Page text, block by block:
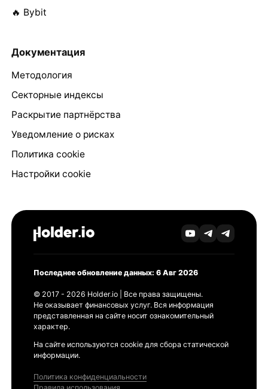
🔥 Bybit
Документация
Методология
Секторные индексы
Раскрытие партнёрства
Уведомление о рисках
Политика cookie
Настройки cookie
Последнее обновление данных: 6 Авг 2026
© 2017 - 2026 Holder.io | Все права защищены.
Не оказывает финансовых услуг. Вся информация
представленная на сайте носит ознакомительный
характер.
На сайте используются cookie для сбора статической
информации.
Политика конфиденциальности